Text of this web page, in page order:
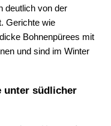
deutlich von der
Gerichte wie
Bohnenpürees mit
und sind im Winter
unter südlicher